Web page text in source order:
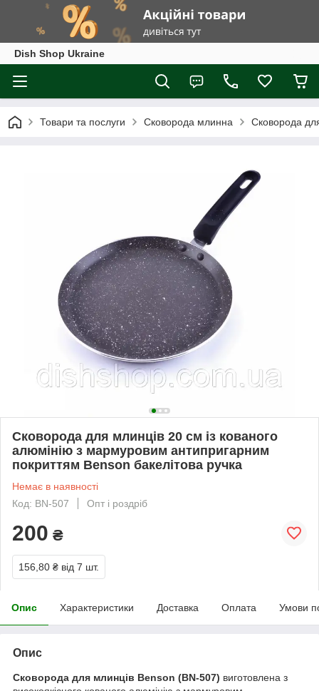
Dish Shop Ukraine
Товари та послуги Сковорода млинна Сковорода
Сковорода для млинців 20 см із кованого
алюмінію з мармуровим антипригарним
покриттям Benson бакелітова ручка
Немає в наявності
Код: BN-507
Опт і роздріб
200 ₴
156,80 ₴ від 7 шт.
Опис Характеристики Доставка Оплата Умови
Опис
Сковорода для млинців Benson (BN-507) виготовлена з